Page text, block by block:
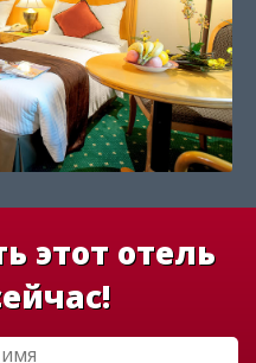
этот отель